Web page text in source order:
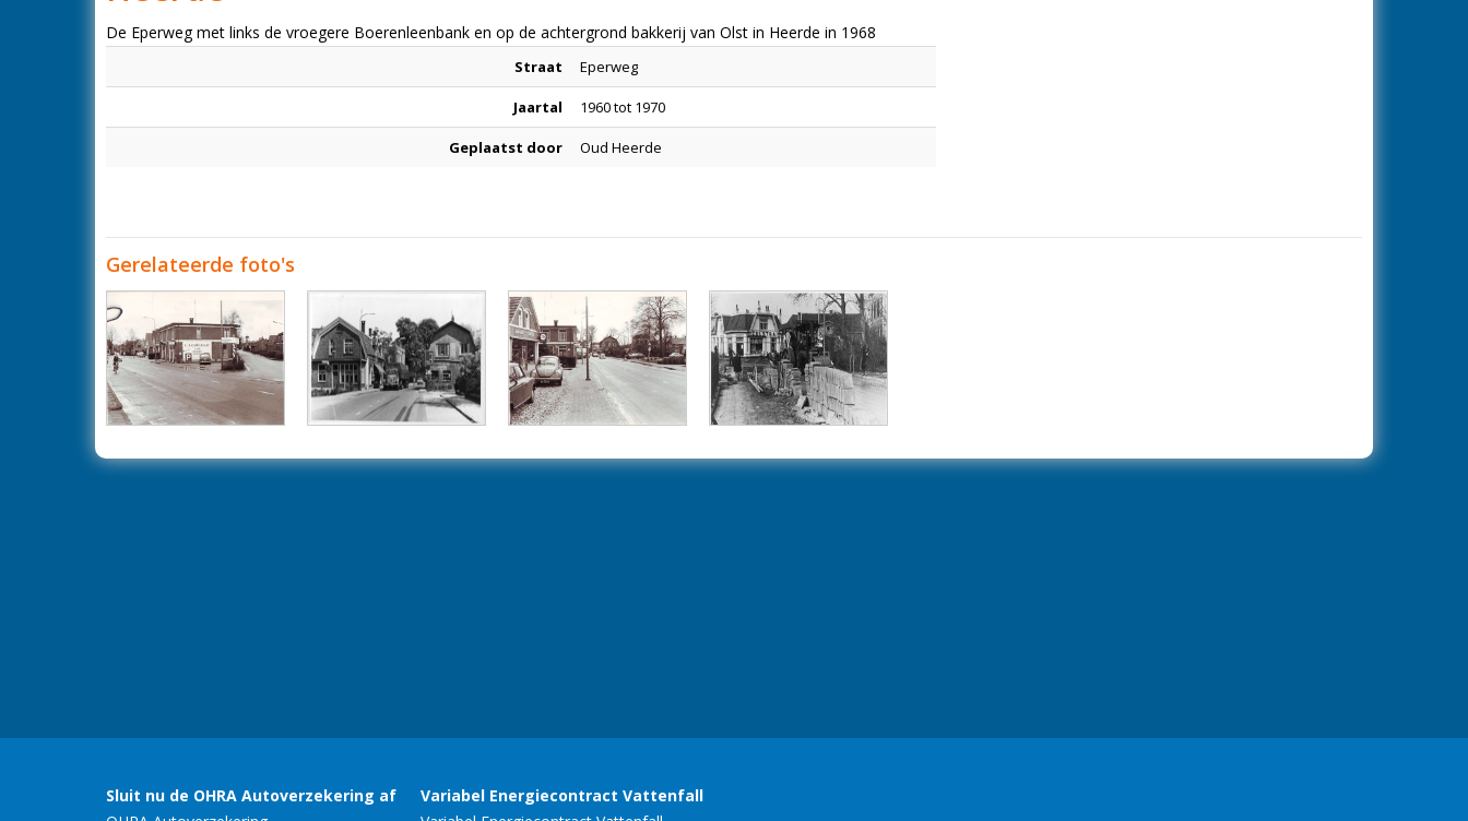
De Eperweg met links de vroegere Boerenleenbank en op de achtergrond bakkerij van Olst in Heerde in 1968
Straat Eperweg
Jaartal 1960 tot 1970
Geplaatst door Oud Heerde
Gerelateerde foto's